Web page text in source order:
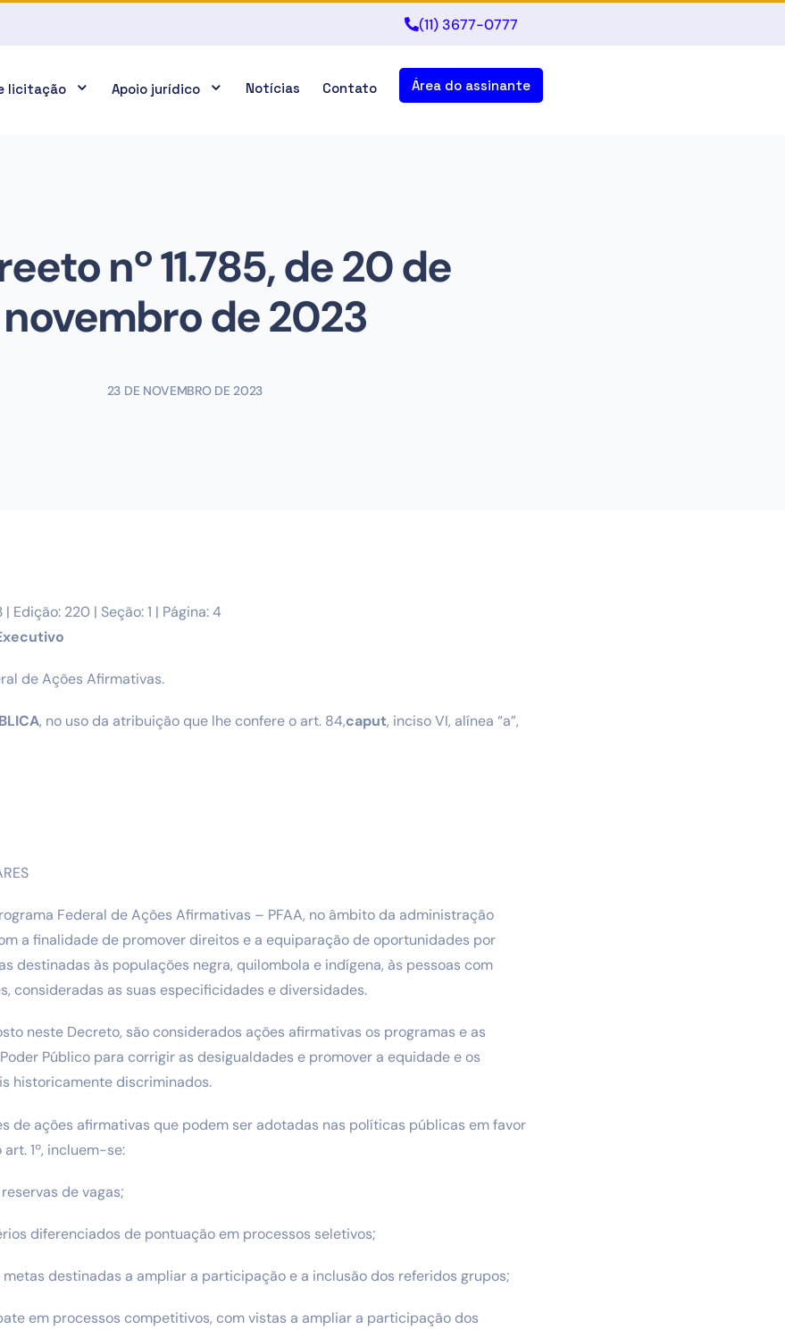
(11) 3677-0777
licitação Apoio jurídico Notícias Contato Área do assinante
nº 11.785, de 20 de
novembro de 2023
23 DE NOVEMBRO DE 2023
Edição: 220 | Seção: 1 | Página: 4
de Ações Afirmativas.
, no uso da atribuição que lhe confere o art. 84,caput, inciso VI, alínea “a”,
Federal de Ações Afirmativas – PFAA, no âmbito da administração
a finalidade de promover direitos e a equiparação de oportunidades por
destinadas às populações negra, quilombola e indígena, às pessoas com
consideradas as suas especificidades e diversidades.
neste Decreto, são considerados ações afirmativas os programas e as
Público para corrigir as desigualdades e promover a equidade e os
historicamente discriminados.
de ações afirmativas que podem ser adotadas nas políticas públicas em favor
1º, incluem-se:
de vagas;
diferenciados de pontuação em processos seletivos;
destinadas a ampliar a participação e a inclusão dos referidos grupos;
em processos competitivos, com vistas a ampliar a participação dos